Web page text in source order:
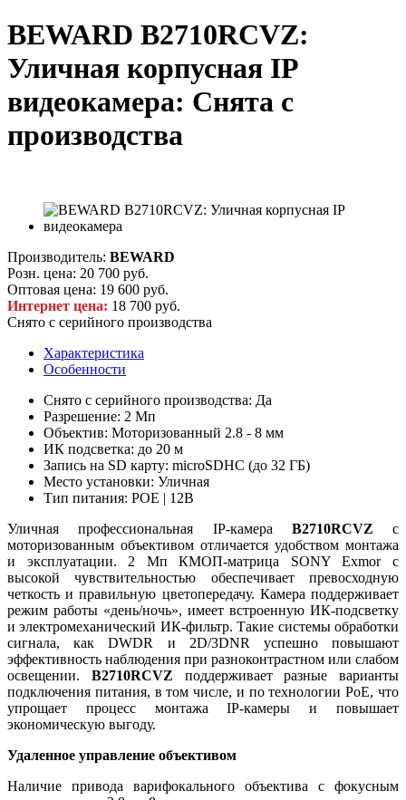
BEWARD B2710RCVZ:
Уличная корпусная IP
видеокамера: Снята с
производства
Производитель: BEWARD
Розн. цена: 20 700 руб.
Оптовая цена: 19 600 руб.
Интернет цена: 18 700 руб.
Снято с серийного производства
Характеристика
Особенности
Снято с серийного производства: Да
Разрешение: 2 Мп
Объектив: Моторизованный 2.8 - 8 мм
ИК подсветка: до 20 м
Запись на SD карту: microSDHC (до 32 ГБ)
Место установки: Уличная
Тип питания: POE | 12В
Уличная профессиональная IP-камера B2710RCVZ с
моторизованным объективом отличается удобством монтажа
и эксплуатации. 2 Мп КМОП-матрица SONY Exmor с
высокой чувствительностью обеспечивает превосходную
четкость и правильную цветопередачу. Камера поддерживает
режим работы «день/ночь», имеет встроенную ИК-подсветку
и электромеханический ИК-фильтр. Такие системы обработки
сигнала, как DWDR и 2D/3DNR успешно повышают
эффективность наблюдения при разноконтрастном или слабом
освещении. B2710RCVZ поддерживает разные варианты
подключения питания, в том числе, и по технологии PoE, что
упрощает процесс монтажа IP-камеры и повышает
экономическую выгоду.
Удаленное управление объективом
Наличие привода варифокального объектива с фокусным